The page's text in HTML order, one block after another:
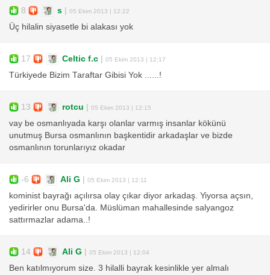
8 s | 05 Ekim 2013 | 12:22
Üç hilalin siyasetle bi alakası yok
17 Celtic f.c | 05 Ekim 2013 | 12:17
Türkiyede Bizim Taraftar Gibisi Yok ......!
13 rotcu | 05 Ekim 2013 | 12:15
vay be osmanlıyada karşı olanlar varmış insanlar kökünü
unutmuş Bursa osmanlının başkentidir arkadaşlar ve bizde
osmanlının torunlarıyız okadar
-6 Ali G | 05 Ekim 2013 | 12:11
kominist bayrağı açılırsa olay çıkar diyor arkadaş. Yiyorsa açsın,
yedirirler onu Bursa'da. Müslüman mahallesinde salyangoz
sattırmazlar adama..!
14 Ali G | 05 Ekim 2013 | 12:04
Ben katılmıyorum size. 3 hilalli bayrak kesinlikle yer almalı